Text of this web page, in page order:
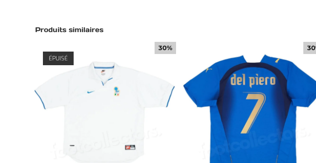
Produits similaires
30%
ÉPUISÉ